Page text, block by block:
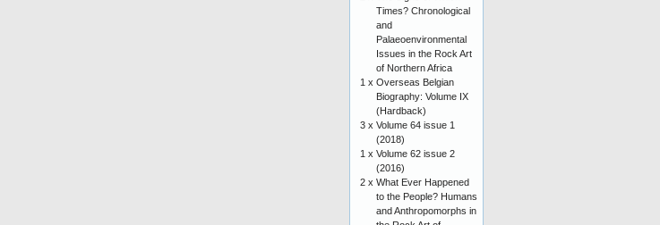
Times? Chronological
and
Palaeoenvironmental
Issues in the Rock Art
of Northern Africa
1 x Overseas Belgian
Biography: Volume IX
(Hardback)
3 x Volume 64 issue 1
(2018)
1 x Volume 62 issue 2
(2016)
2 x What Ever Happened
to the People? Humans
and Anthropomorphs in